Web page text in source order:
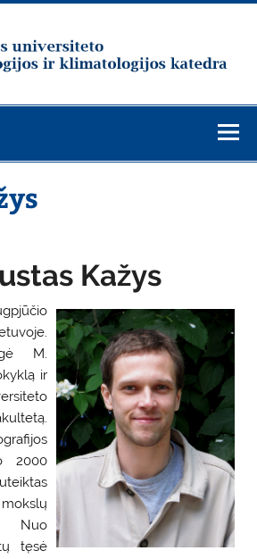
universiteto
Hidrologijos ir
klimatologijos
Kažys
M.
ir
2000
Nuo
tęsė